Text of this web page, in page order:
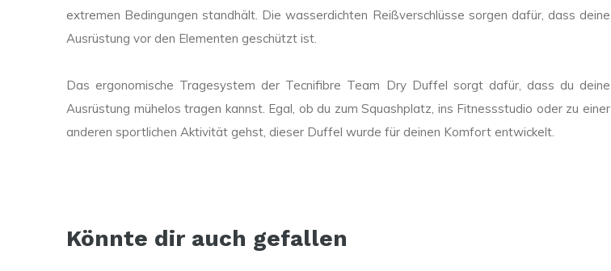
extremen Bedingungen standhält. Die wasserdichten Reißverschlüsse sorgen dafür, dass deine
Ausrüstung vor den Elementen geschützt ist.
Das ergonomische Tragesystem der Tecnifibre Team Dry Duffel sorgt dafür, dass du deine
Ausrüstung mühelos tragen kannst. Egal, ob du zum Squashplatz, ins Fitnessstudio oder zu einer
anderen sportlichen Aktivität gehst, dieser Duffel wurde für deinen Komfort entwickelt.
Könnte dir auch gefallen